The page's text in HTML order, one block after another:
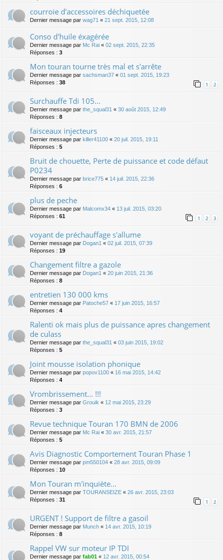
courroie d'accessoires déchiquetée
Dernier message par wag71 « 21 sept. 2015, 12:08
Conso d'huile éxagérée
Dernier message par Mc Rai « 02 sept. 2015, 22:35
Réponses : 3
Mon touran tourne très mal et s'arrête
Dernier message par sachsman37 « 01 sept. 2015, 19:23
Réponses : 38 1 2
Surchauffe Tdi 105...
Dernier message par the_squal31 « 30 août 2015, 12:49
Réponses : 8
faisceaux injecteurs
Dernier message par killer41100 « 20 juil. 2015, 19:11
Réponses : 5
Bruit de chouette, Perte de puissance et code défaut
P0234
Dernier message par brice775 « 14 juil. 2015, 22:36
Réponses : 6
plus de peche
Dernier message par Malcomx34 « 13 juil. 2015, 03:20
Réponses : 61 1 2 3
voyant de préchauffage s'allume
Dernier message par Dogan1 « 02 juil. 2015, 07:39
Réponses : 19
Changement filtre a gazole
Dernier message par Dogan1 « 20 juin 2015, 21:36
Réponses : 8
entretien 130 000 kms
Dernier message par Patoche57 « 17 juin 2015, 16:57
Réponses : 4
Ralenti ok mais plus de puissance apres changement
de culass
Dernier message par the_squal31 « 03 juin 2015, 19:02
Réponses : 5
Joint mousse isolation phonique
Dernier message par popov1100 « 16 mai 2015, 14:42
Réponses : 4
Vrombrissement... !!!
Dernier message par Grouik « 12 mai 2015, 23:29
Réponses : 3
Revue technique Touran 170 BMN de 2006
Dernier message par Mc Rai « 30 avr. 2015, 21:57
Réponses : 5
Avis Diagnostic Comportement Touran Phase 1
Dernier message par pm550104 « 28 avr. 2015, 09:09
Réponses : 10
Mon Touran m'inquiète...
Dernier message par TOURANSEIZE « 26 avr. 2015, 23:03
Réponses : 31 1 2
URGENT ! Support de filtre a gasoil
Dernier message par Munch « 14 avr. 2015, 10:19
Réponses : 8
Rappel VW sur moteur IP TDI
Dernier message par fab01 « 12 avr. 2015, 00:54